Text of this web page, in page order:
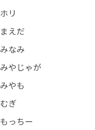
ホリ
まえだ
みなみ
みやじゃが
みやも
むぎ
もっちー